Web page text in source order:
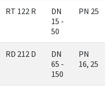
RT 122 R
DN
15 -
50
PN 25
RD 212 D
DN
65 -
150
PN
16, 25